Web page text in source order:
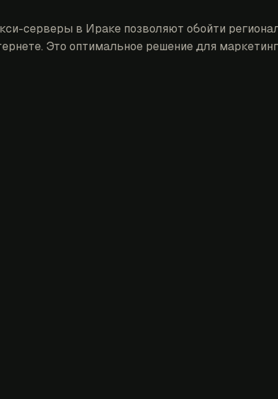
серверы в Ираке позволяют обойти
Это оптимальное решение для